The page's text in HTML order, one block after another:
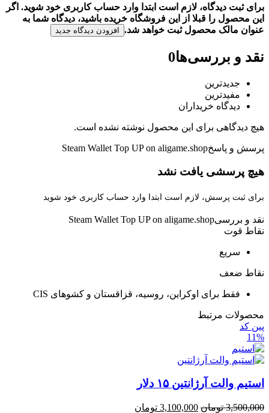
برای ثبت دیدگاه، لازم است ابتدا وارد حساب کاربری خود شوید. اگر
این محصول را قبلا از این فروشگاه خریده باشید، دیدگاه شما به
عنوان مالک محصول ثبت خواهد شد.
افزودن دیدگاه جدید
نقد و بررسی‌ها0
جدیدترین
مفیدترین
دیدگاه خریداران
هیچ دیدگاهی برای این محصول نوشته نشده است.
پرسش و پاسخSteam Wallet Top UP on aligame.shop
هیچ پرسشی یافت نشد
برای ثبت پرسش، لازم است ابتدا وارد حساب کاربری خود شوید
نقد و بررسیSteam Wallet Top UP on aligame.shop
نقاط قوت
سریع
نقاط ضعف
فقط برای اوکراین، روسیه، قزاقستان و کشوهای CIS
محصولات مرتبط
پین کد
11%
استیم والت آرژانتین ۱۵ دلار
3,500,000 تومان 3,100,000 تومان